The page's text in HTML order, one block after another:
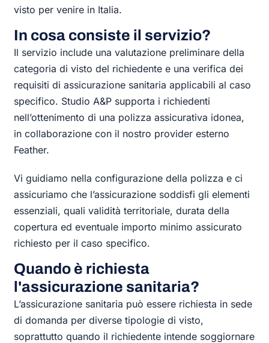
visto per venire in Italia.
In cosa consiste il servizio?
Il servizio include una valutazione preliminare della
categoria di visto del richiedente e una verifica dei
requisiti di assicurazione sanitaria applicabili al caso
specifico. Studio A&P supporta i richiedenti
nell’ottenimento di una polizza assicurativa idonea,
in collaborazione con il nostro provider esterno
Feather.
Vi guidiamo nella configurazione della polizza e ci
assicuriamo che l’assicurazione soddisfi gli elementi
essenziali, quali validità territoriale, durata della
copertura ed eventuale importo minimo assicurato
richiesto per il caso specifico.
Quando è richiesta
l'assicurazione sanitaria?
L’assicurazione sanitaria può essere richiesta in sede
di domanda per diverse tipologie di visto,
soprattutto quando il richiedente intende soggiornare